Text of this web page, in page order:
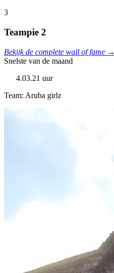
3
Teampie 2
Bekijk de complete wall of fame →
Snelste van de maand
4.03.21 uur
Team: Aruba girlz